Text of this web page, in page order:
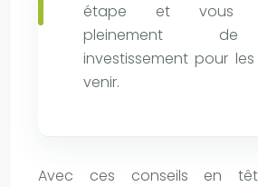
étape et vous
pleinement
investissement pour
venir.
Avec ces conseils en